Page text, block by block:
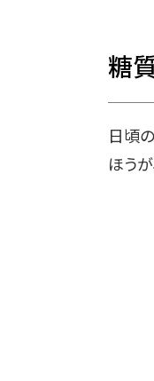
糖
日頃
ほう